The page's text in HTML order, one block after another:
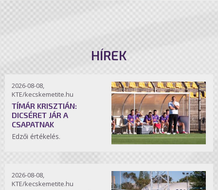
HÍREK
2026-08-08,
KTE/kecskemetite.hu
TÍMÁR KRISZTIÁN:
DICSÉRET JÁR A
CSAPATNAK
Edzői értékelés.
2026-08-08,
KTE/kecskemetite.hu